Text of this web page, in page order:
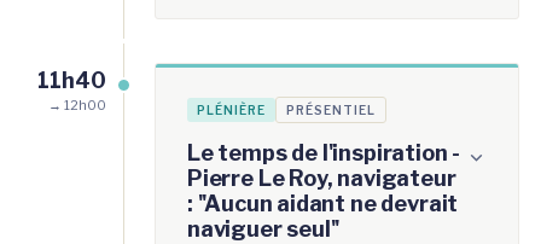
11h40
→ 12h00 PLÉNIÈRE PRÉSENTIEL
Le temps de l'inspiration -
Pierre Le Roy, navigateur
: ''Aucun aidant ne devrait
naviguer seul''